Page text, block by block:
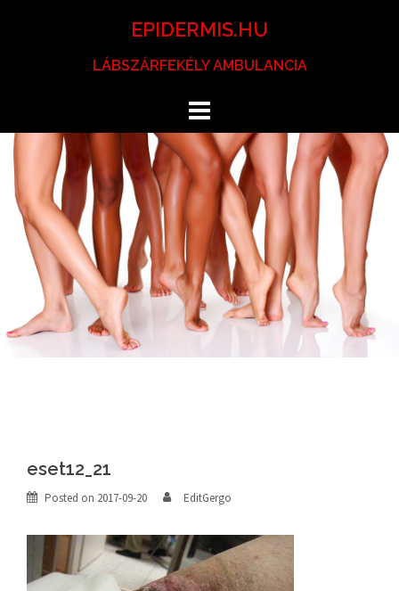
EPIDERMIS.HU
LÁBSZÁRFEKÉLY AMBULANCIA
eset12_21
Posted on 2017-09-20 EditGergo